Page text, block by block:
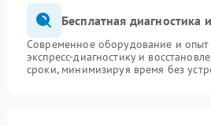
Бесплатная
Современное оборудование и опыт
экспресс-диагностику и
сроки, минимизируя время без